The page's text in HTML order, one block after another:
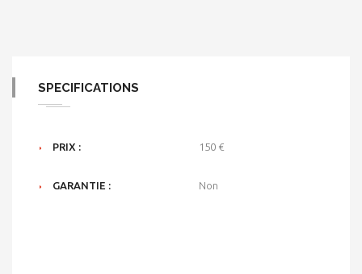
SPECIFICATIONS
PRIX : 150 €
GARANTIE : Non